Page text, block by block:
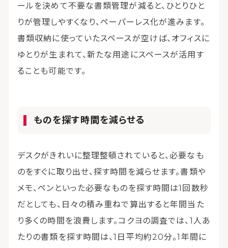
ールを決めて不要な書類管理が減ると、ひとりひと
りが管理しやすくなり、ペーパーレス化が進みます。
書類収納に使っていたスペースが空けば、オフィスに
ゆとりが生まれて、新たな用途にスペースが活用す
ることも可能です。
ものを探す時間を減らせる
デスクがきれいに整理整頓されていると、必要なも
のをすぐに取り出せ、探す時間を減らせます。書類や
メモ、ペンといった必要なものを探す時間は1回数秒
だとしても、日々の積み重ねで算出すると年間当た
り多くの時間を浪費します。コクヨの調査では、1人あ
たりの書類を探す時間は、1日平均約20分。1年間に